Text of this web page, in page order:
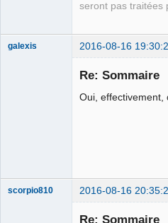
seront pas traitées
galexis 2016-08-16
Re: Sommaire
Oui, effectivement,
scorpio810 2016-08-16
Re: Sommaire